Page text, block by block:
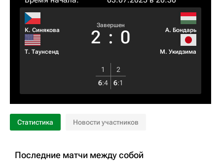
К. Синякова
Т. Таунсенд
Завершен
2 : 0 А. Бондарь
М. Укидзима
1
2
6:4 6:1
Статистика Новости участников
Последние матчи между собой